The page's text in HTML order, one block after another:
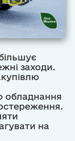
заходи.
обладнання
на